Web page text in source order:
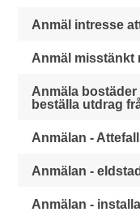
Anmäl intresse
Anmäl misstänkt
Anmäla
beställa utdrag
Anmälan -
Anmälan -
Anmälan -